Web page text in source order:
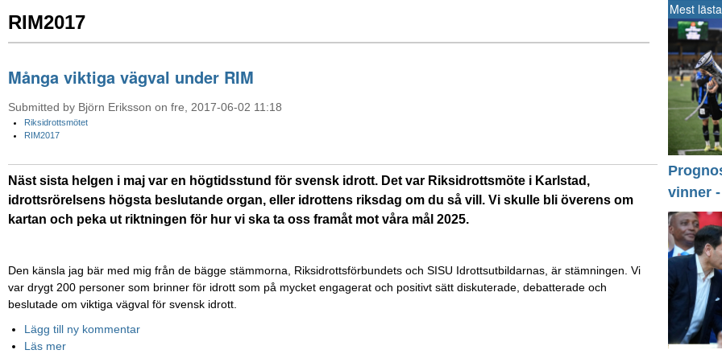
RIM2017
Många viktiga vägval under RIM
Submitted by Björn Eriksson on fre, 2017-06-02 11:18
Riksidrottsmötet
RIM2017
Näst sista helgen i maj var en högtidsstund för svensk idrott. Det var Riksidrottsmöte i Karlstad,
idrottsrörelsens högsta beslutande organ, eller idrottens riksdag om du så vill. Vi skulle bli överens om
kartan och peka ut riktningen för hur vi ska ta oss framåt mot våra mål 2025.
Den känsla jag bär med mig från de bägge stämmorna, Riksidrottsförbundets och SISU Idrottsutbildarnas, är stämningen. Vi
var drygt 200 personer som brinner för idrott som på mycket engagerat och positivt sätt diskuterade, debatterade och
beslutade om viktiga vägval för svensk idrott.
Lägg till ny kommentar
Läs mer
Mest
vinner